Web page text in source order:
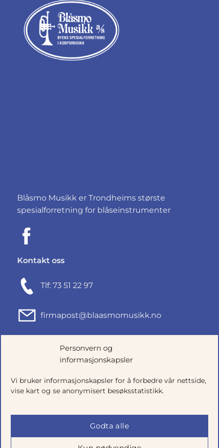
Personvern og
informasjonskapsler
Vi bruker informasjonskapsler for å forbedre vår nettside,
vise kart og se anonymisert besøksstatistikk.
Godta alle
Blåsmo Musikk er Trondheims største
spesialforretning for blåseinstrumenter
Kontakt oss
Tlf: 73 51 22 97
firmapost@blaasmomusikk.no
Fjordgata 46, 7010 TRONDHEIM